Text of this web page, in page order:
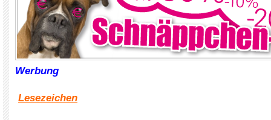
Werbung
Lesezeichen